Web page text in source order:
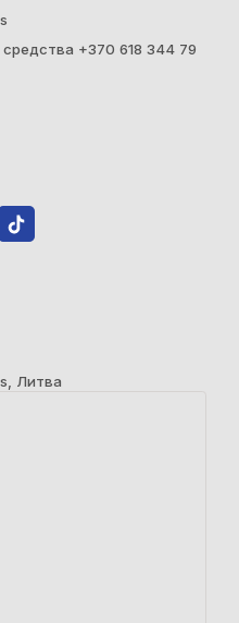
+370 618 344 79
Литва